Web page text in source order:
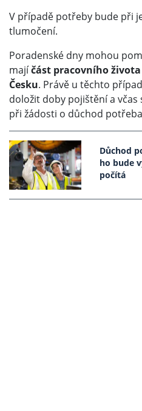
V případě potřeby bude při
tlumočení.
Poradenské dny mohou
majíčást pracovního
Česku. Právě u těchto
doložit doby pojištění a
při žádosti o důchod
Důchod
ho bude
počítá